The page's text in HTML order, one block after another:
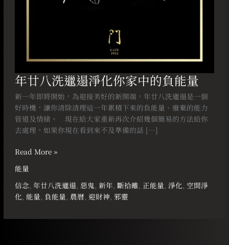
年廿八洗邋遢淨化你家中的負能量
新一年即將開始，為迎接美好的新開端，年廿八洗邋遢是一個
好時機，讓你清除清理這一年累積下來的負能量、廢棄的能力
管道及情緒。⠀ 現在給大家重新再次介紹幾個簡易的方法給你
去處理，如果你現在看到來不及準備的話 […]
Read More »
能量
信念,年廿八洗邋遢, 惡鬼, 新年, 斷拾離, 正能量, 淨化, 空間淨
化, 能量, 負能量, 農曆, 迎財神, 邪靈